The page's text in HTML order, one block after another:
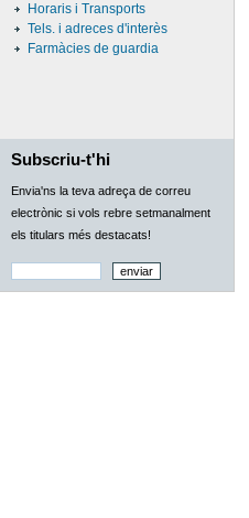
Horaris i Transports
Tels. i adreces d'interès
Farmàcies de guardia
Subscriu-t'hi
Envia'ns la teva adreça de correu
electrònic si vols rebre setmanalment
els titulars més destacats!